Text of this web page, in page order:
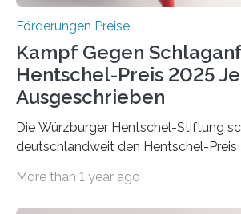
Förderungen Preise
Kampf Gegen
Hentschel-Preis 2025
Ausgeschrieben
Die Würzburger Hentschel-Stiftung
deutschlandweit den Hentschel-Preis
hochrangige wissenschaftliche
More than 1 year ago